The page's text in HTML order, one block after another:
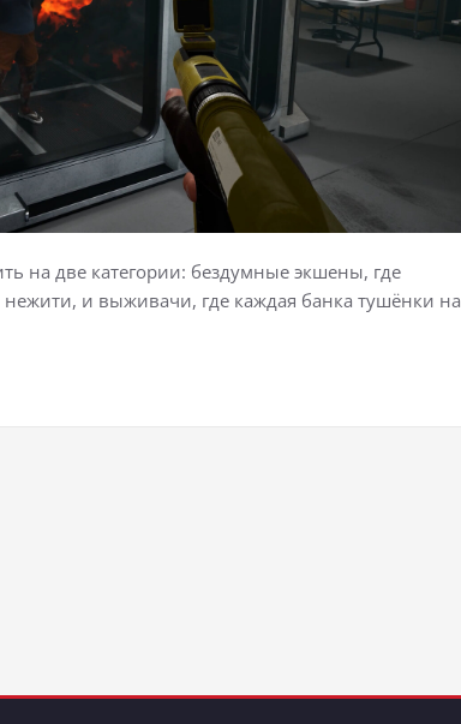
на две категории: бездумные экшены, где
и выживачи, где каждая банка тушёнки на